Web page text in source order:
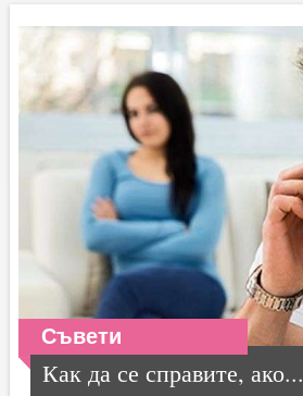
Съвети
Как да се справите, ако...